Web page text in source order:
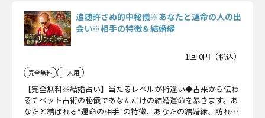
追随許さぬ的中秘儀※あなたと運命の人の出
会い※相手の特徴＆結婚縁
1回 0円（税込）
完全無料 一人用
【完全無料※結婚占い】当たるレベルが桁違い◆古来から伝わ
るチベット占術の秘儀であなただけの結婚運命を暴きます。あ
なたと結ばれる“運命の相手”の特徴、あなたの結婚縁、訪れる